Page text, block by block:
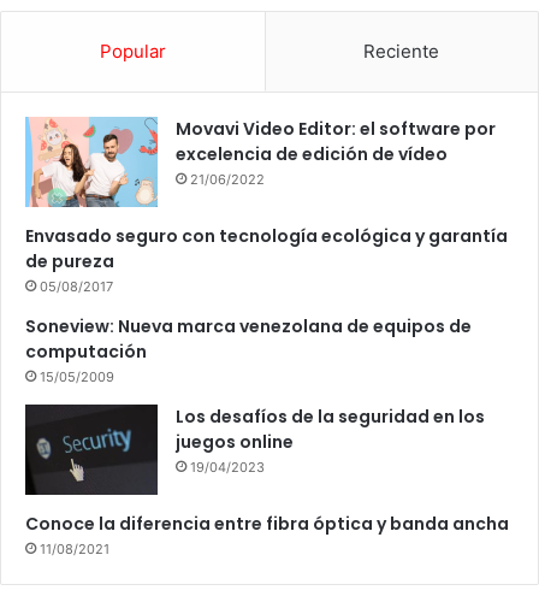
Popular Reciente
Movavi Video Editor: el software por
excelencia de edición de vídeo
21/06/2022
Envasado seguro con tecnología ecológica y garantía
de pureza
05/08/2017
Soneview: Nueva marca venezolana de equipos de
computación
15/05/2009
Los desafíos de la seguridad en los
juegos online
19/04/2023
Conoce la diferencia entre fibra óptica y banda ancha
11/08/2021